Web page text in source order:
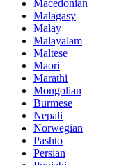
Macedonian
Malagasy
Malay
Malayalam
Maltese
Maori
Marathi
Mongolian
Burmese
Nepali
Norwegian
Pashto
Persian